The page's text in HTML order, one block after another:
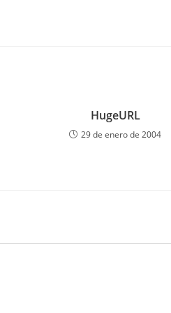
HugeURL
29 de enero de 2004